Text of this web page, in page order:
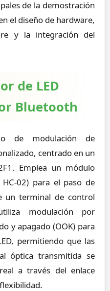
de la demostración
el diseño de hardware,
y la integración del
de LED
Bluetooth
de modulación de
centrado en un
Emplea un módulo
02) para el paso de
un terminal de control
modulación por
y apagado (OOK) para
permitiendo que las
óptica transmitida se
a través del enlace